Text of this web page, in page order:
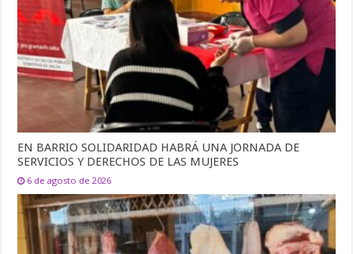
EN BARRIO SOLIDARIDAD HABRÁ UNA JORNADA DE
SERVICIOS Y DERECHOS DE LAS MUJERES
6 de agosto de 2026